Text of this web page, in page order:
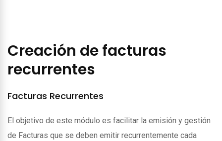
Creación de facturas
recurrentes
Facturas Recurrentes
El objetivo de este módulo es facilitar la emisión y gestión
de Facturas que se deben emitir recurrentemente cada